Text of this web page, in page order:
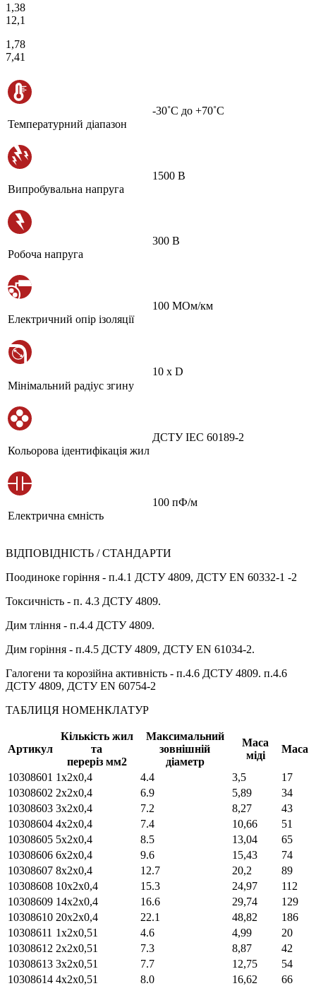
1,38
12,1
1,78
7,41
Температурний діапазон
-30˚С до +70˚С
Випробувальна напруга
1500 В
Робоча напруга
300 В
Електричний опір ізоляції
100 МОм/км
Мінімальний радіус згину
10 х D
Кольорова ідентифікація жил
ДСТУ IEC 60189-2
Електрична ємність
100 пФ/м
ВІДПОВІДНІСТЬ / СТАНДАРТИ
Поодиноке горіння - п.4.1 ДСТУ 4809, ДСТУ EN 60332-1 -2
Токсичність - п. 4.3 ДСТУ 4809.
Дим тління - п.4.4 ДСТУ 4809.
Дим горіння - п.4.5 ДСТУ 4809, ДСТУ EN 61034-2.
Галогени та корозійна активність - п.4.6 ДСТУ 4809. п.4.6
ДСТУ 4809, ДСТУ EN 60754-2
ТАБЛИЦЯ НОМЕНКЛАТУР
Артикул
Кількість жил
та
переріз мм2
Максимальний
зовнішній
діаметр
Маса
міді
Маса
10308601 1х2х0,4 4.4 3,5
17
10308602 2х2х0,4 6.9 5,89
34
10308603 3х2х0,4 7.2 8,27
43
10308604 4х2х0,4 7.4 10,66
51
10308605 5х2х0,4 8.5 13,04
65
10308606 6х2х0,4 9.6 15,43
74
10308607 8х2х0,4 12.7 20,2
89
10308608 10х2х0,4 15.3 24,97
112
10308609 14х2х0,4 16.6 29,74
129
10308610 20х2х0,4 22.1 48,82
186
10308611 1х2х0,51 4.6 4,99
20
10308612 2х2х0,51 7.3 8,87
42
10308613 3х2х0,51 7.7 12,75
54
10308614 4х2х0,51 8.0 16,62
66